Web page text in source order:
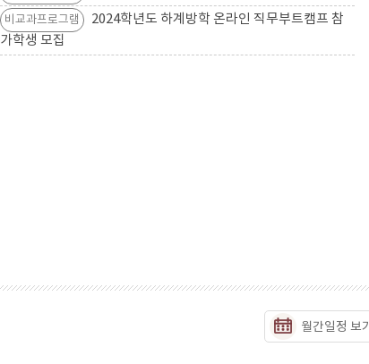
비교과프로그램
2024학년도 하계방학 온라인 직무부트캠프 참
가학생 모집
월간일정 보기